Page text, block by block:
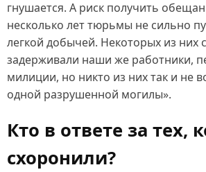
гнушается. А риск получить
несколько лет тюрьмы не сильно
легкой добычей. Некоторых из них
задерживали наши же работники,
милиции, но никто из них так и не
одной разрушенной могилы».
Кто в ответе за тех,
схоронили?